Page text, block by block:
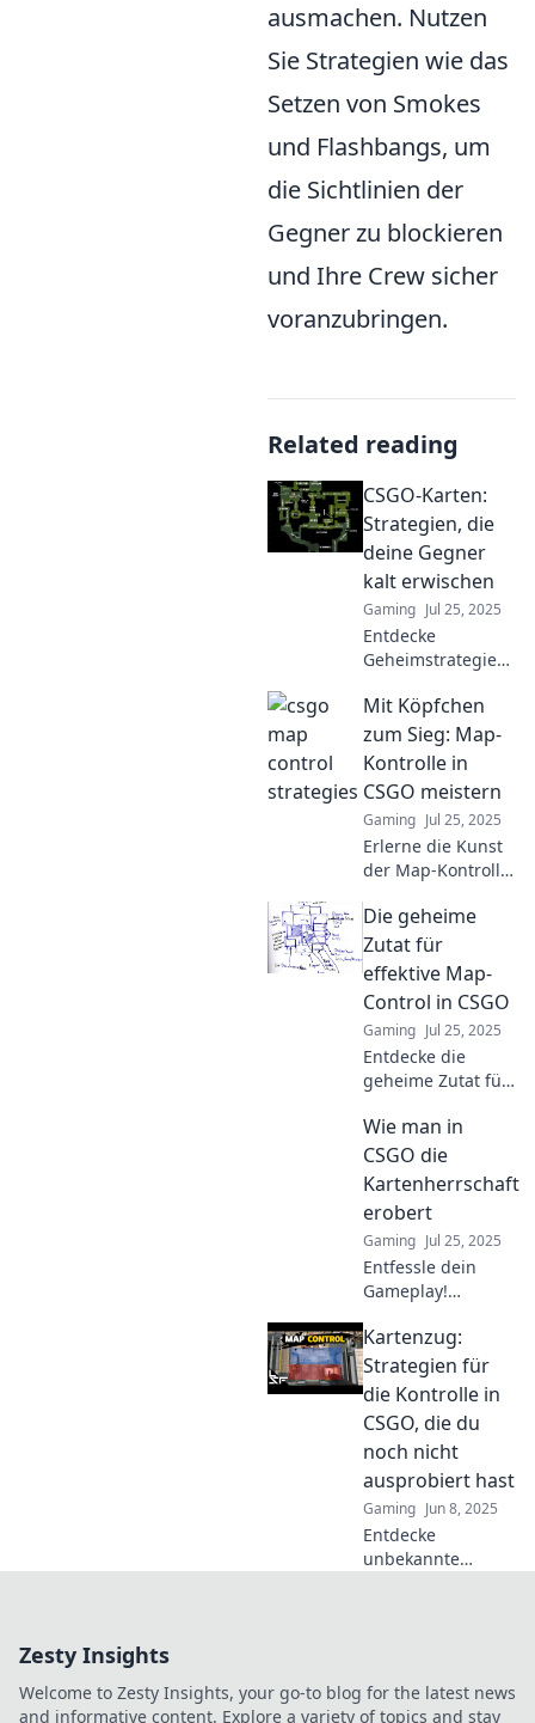
ausmachen. Nutzen
Sie Strategien wie das
Setzen von Smokes
und Flashbangs, um
die Sichtlinien der
Gegner zu blockieren
und Ihre Crew sicher
voranzubringen.
Related reading
CSGO-Karten:
Strategien, die
deine Gegner
kalt erwischen
Gaming Jul 25, 2025
Entdecke
Geheimstrategien
die deine Gegner
überraschen und
dir den Sieg
bringen! Tipps, die
du nicht
verpassen darfst!
Mit Köpfchen
zum Sieg: Map-
Kontrolle in
CSGO meistern
Gaming Jul 25, 2025
Erlerne die Kunst
der Map-Kontrolle
dein Team mit
cleveren
Strategien zum
Sieg! Verpasse
nicht diese Tipps!
Die geheime
Zutat für
effektive Map-
Control in CSGO
Gaming Jul 25, 2025
Entdecke die
geheime Zutat für
Control in CSGO!
Optimiere dein
Spiel und
dominiere deine
Gegner jetzt!
Wie man in
CSGO die
Kartenherrschaft
erobert
Gaming Jul 25, 2025
Entfessle dein
Gameplay!
unschlagbare
Strategien, um die
Kartenherrschaft
in CSGO zu
erobern und
dominiere das
Schlachtfeld!
Kartenzug:
Strategien für
die Kontrolle in
CSGO, die du
noch nicht
ausprobiert hast
Gaming Jun 8, 2025
Entdecke
unbekannte
dominiere das
Zesty Insights
Welcome to Zesty Insights, your go-to blog for the latest news
and informative content. Explore a variety of topics and stay